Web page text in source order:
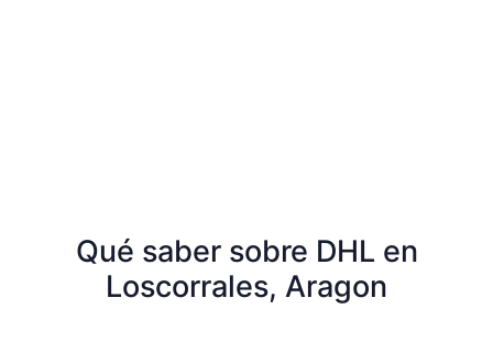
Qué saber sobre DHL en
Loscorrales, Aragon